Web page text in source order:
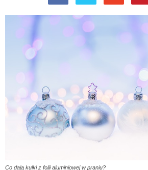
Co dają kulki z folii aluminiowej w praniu?